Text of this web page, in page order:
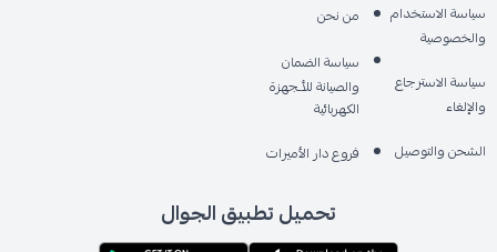
سياسة الاستخدام
والخصوصية
سياسة الاسترجاع
والإلغاء
الشحن والتوصيل
من نحن
سياسة الضمان
والصيانة للأـجهزة
الكهربائية
فروع دار الأميرات
تحميل تطبيق الجوال